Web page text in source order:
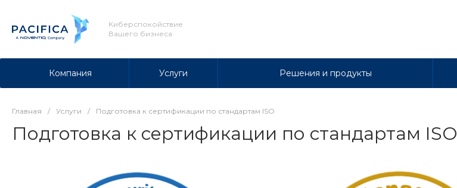
Киберспокойствие
Вашего бизнеса
Компания Услуги Решения и продукты
Главная / Услуги / Подготовка к сертификации по стандартам ISO
Подготовка к сертификации по стандартам ISO